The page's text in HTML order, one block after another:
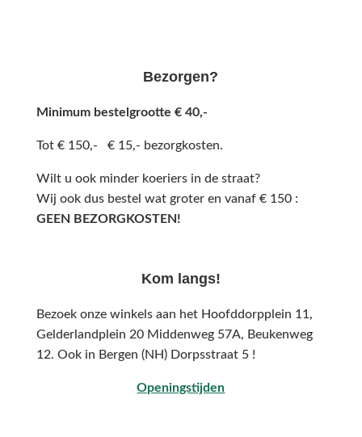
Bezorgen?
Minimum bestelgrootte € 40,-
Tot € 150,- € 15,- bezorgkosten.
Wilt u ook minder koeriers in de straat?
Wij ook dus bestel wat groter en vanaf € 150 :
GEEN BEZORGKOSTEN!
Kom langs!
Bezoek onze winkels aan het Hoofddorpplein 11,
Gelderlandplein 20 Middenweg 57A, Beukenweg
12. Ook in Bergen (NH) Dorpsstraat 5 !
Openingstijden